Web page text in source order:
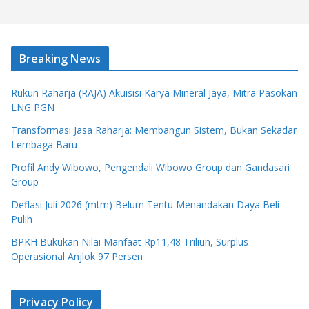
Breaking News
Rukun Raharja (RAJA) Akuisisi Karya Mineral Jaya, Mitra Pasokan
LNG PGN
Transformasi Jasa Raharja: Membangun Sistem, Bukan Sekadar
Lembaga Baru
Profil Andy Wibowo, Pengendali Wibowo Group dan Gandasari
Group
Deflasi Juli 2026 (mtm) Belum Tentu Menandakan Daya Beli
Pulih
BPKH Bukukan Nilai Manfaat Rp11,48 Triliun, Surplus
Operasional Anjlok 97 Persen
Privacy Policy